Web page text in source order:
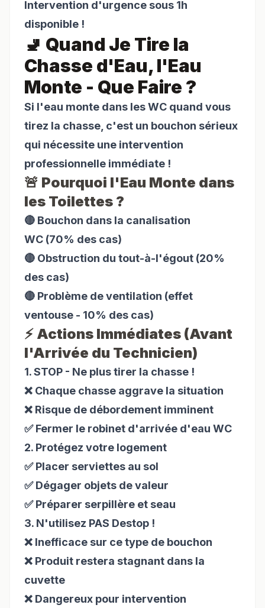
Intervention d'urgence sous 1h
disponible !
🚽 Quand Je Tire la
Chasse d'Eau, l'Eau
Monte - Que Faire ?
Si l'eau monte dans les WC quand vous
tirez la chasse, c'est un bouchon sérieux
qui nécessite une intervention
professionnelle immédiate !
🚨 Pourquoi l'Eau Monte dans
les Toilettes ?
🔴 Bouchon dans la canalisation
WC (70% des cas)
🔴 Obstruction du tout-à-l'égout (20%
des cas)
🔴 Problème de ventilation (effet
ventouse - 10% des cas)
⚡ Actions Immédiates (Avant
l'Arrivée du Technicien)
1. STOP - Ne plus tirer la chasse !
❌ Chaque chasse aggrave la situation
❌ Risque de débordement imminent
✅ Fermer le robinet d'arrivée d'eau WC
2. Protégez votre logement
✅ Placer serviettes au sol
✅ Dégager objets de valeur
✅ Préparer serpillère et seau
3. N'utilisez PAS Destop !
❌ Inefficace sur ce type de bouchon
❌ Produit restera stagnant dans la
cuvette
❌ Dangereux pour intervention